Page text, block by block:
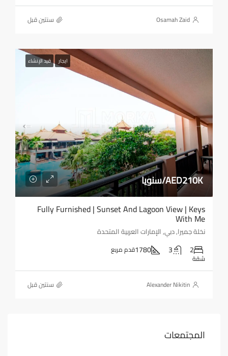
Osamah Zaid ‏سنتين قبل
ايجار قيد الإنشاء
AED210K/سنويا
Fully Furnished | Sunset And Lagoon View | Keys
With Me
نخلة جميرا, دبي, الإمارات العربية المتحدة
2
3
1780قدم مربع
شقة
Alexander Nikitin ‏سنتين قبل
المجتمعات